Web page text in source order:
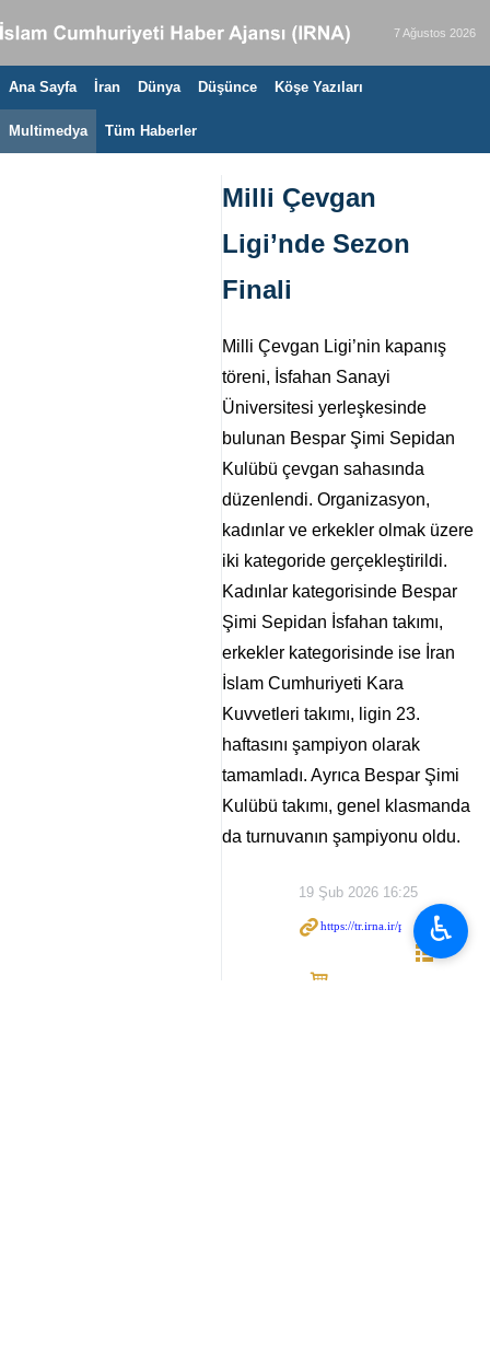
7 Ağustos 2026
Ana Sayfa İran Dünya Düşünce Köşe Yazıları
Multimedya Tüm Haberler
Milli Çevgan
Ligi’nde Sezon
Finali
Milli Çevgan Ligi’nin kapanış
töreni, İsfahan Sanayi
Üniversitesi yerleşkesinde
bulunan Bespar Şimi Sepidan
Kulübü çevgan sahasında
düzenlendi. Organizasyon,
kadınlar ve erkekler olmak üzere
iki kategoride gerçekleştirildi.
Kadınlar kategorisinde Bespar
Şimi Sepidan İsfahan takımı,
erkekler kategorisinde ise İran
İslam Cumhuriyeti Kara
Kuvvetleri takımı, ligin 23.
haftasını şampiyon olarak
tamamladı. Ayrıca Bespar Şimi
Kulübü takımı, genel klasmanda
da turnuvanın şampiyonu oldu.
19 Şub 2026 16:25
♿︎